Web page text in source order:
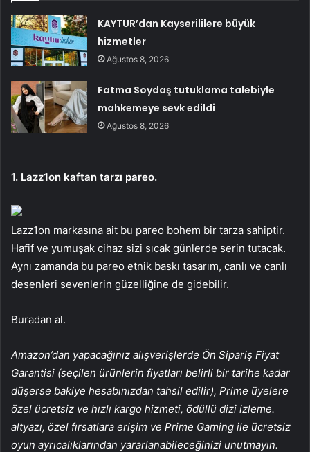
KAYTUR’dan Kayserililere büyük
hizmetler
Ağustos 8, 2026
Fatma Soydaş tutuklama talebiyle
mahkemeye sevk edildi
Ağustos 8, 2026
1. Lazz1on kaftan tarzı pareo.
Lazz1on markasına ait bu pareo bohem bir tarza sahiptir.
Hafif ve yumuşak cihaz sizi sıcak günlerde serin tutacak.
Aynı zamanda bu pareo etnik baskı tasarım, canlı ve canlı
desenleri sevenlerin güzelliğine de gidebilir.
Buradan al.
Amazon’dan yapacağınız alışverişlerde Ön Sipariş Fiyat
Garantisi (seçilen ürünlerin fiyatları belirli bir tarihe kadar
düşerse bakiye hesabınızdan tahsil edilir), Prime üyelere
özel ücretsiz ve hızlı kargo hizmeti, ödüllü dizi izleme.
altyazı, özel fırsatlara erişim ve Prime Gaming ile ücretsiz
oyun ayrıcalıklarından yararlanabileceğinizi unutmayın.